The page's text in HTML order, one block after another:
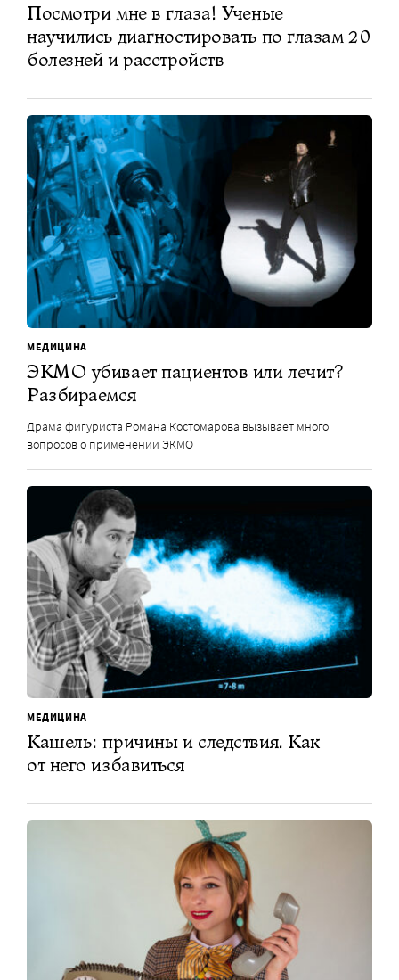
Посмотри мне в глаза! Ученые
научились диагностировать по глазам 20
болезней и расстройств
МЕДИЦИНА
ЭКМО убивает пациентов или лечит?
Разбираемся
Драма фигуриста Романа Костомарова вызывает много
вопросов о применении ЭКМО
МЕДИЦИНА
Кашель: причины и следствия. Как
от него избавиться